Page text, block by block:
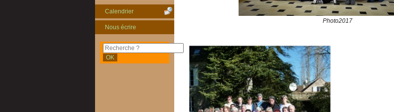
Photo2017
Calendrier
Nous écrire